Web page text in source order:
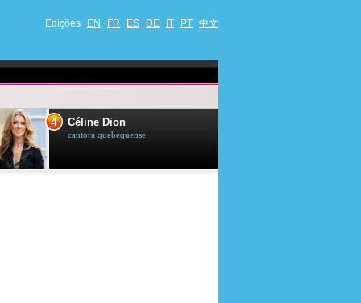
Edições EN FR ES DE IT PT 中文
4 Céline Dion
cantora quebequense